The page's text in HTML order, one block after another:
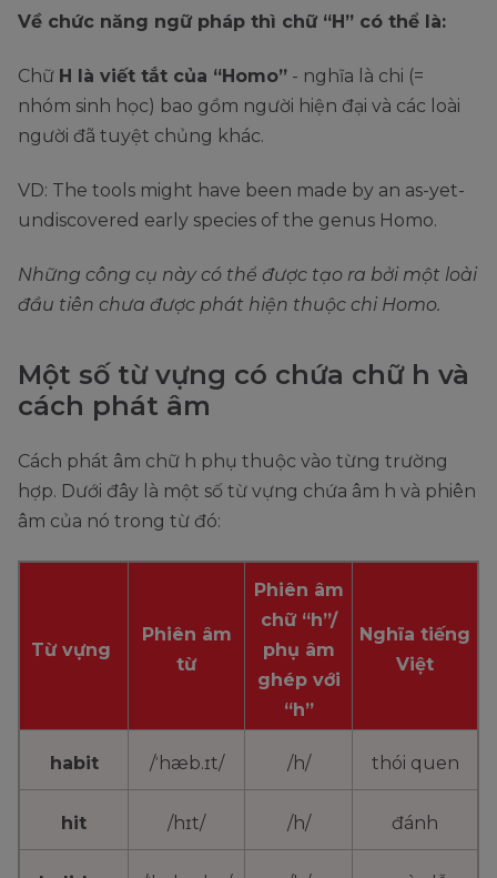
Về chức năng ngữ pháp thì chữ “H” có thể là:
Chữ H là viết tắt của “Homo” - nghĩa là chi (=
nhóm sinh học) bao gồm người hiện đại và các loài
người đã tuyệt chủng khác.
VD: The tools might have been made by an as-yet-
undiscovered early species of the genus Homo.
Những công cụ này có thể được tạo ra bởi một loài
đầu tiên chưa được phát hiện thuộc chi Homo.
Một số từ vựng có chứa chữ h và
cách phát âm
Cách phát âm chữ h phụ thuộc vào từng trường
hợp. Dưới đây là một số từ vựng chứa âm h và phiên
âm của nó trong từ đó:
Từ vựng
Phiên âm
từ
Phiên âm
chữ “h”/
phụ âm
ghép với
“h”
Nghĩa tiếng
Việt
habit /ˈhæb.ɪt/ /h/ thói quen
hit /hɪt/ /h/ đánh